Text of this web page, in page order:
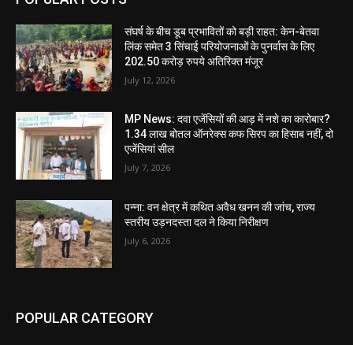
संघर्ष के बीच डूब प्रभावितों को बड़ी राहत: केन-बेतवा
लिंक समेत 3 सिंचाई परियोजनाओं के पुनर्वास के लिए
202.50 करोड़ रुपये अतिरिक्त मंजूर
July 12, 2026
MP News: दवा एजेंसियों की आड़ में नशे का कारोबार?
1.34 लाख बोतल ऑनरेक्स कफ सिरप का हिसाब नहीं, दो
एजेंसियां सील
July 7, 2026
पन्ना: वन क्षेत्र में कथित अवैध खनन की जांच, राज्य
स्तरीय उड़नदस्ता दल ने किया निरीक्षण
July 6, 2026
POPULAR CATEGORY